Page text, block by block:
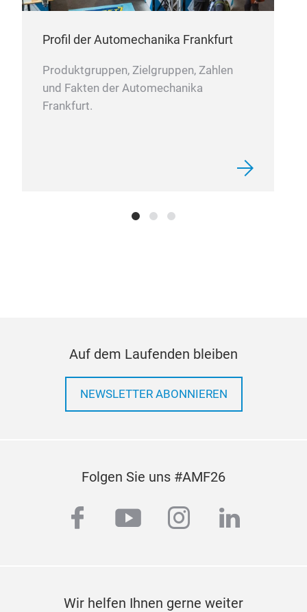
Profil der Automechanika Frankfurt
Produktgruppen, Zielgruppen, Zahlen
und Fakten der Automechanika
Frankfurt.
Auf dem Laufenden bleiben
NEWSLETTER ABONNIEREN
Folgen Sie uns #AMF26
facebook
youtubeinstagram
linkedin
Wir helfen Ihnen gerne weiter